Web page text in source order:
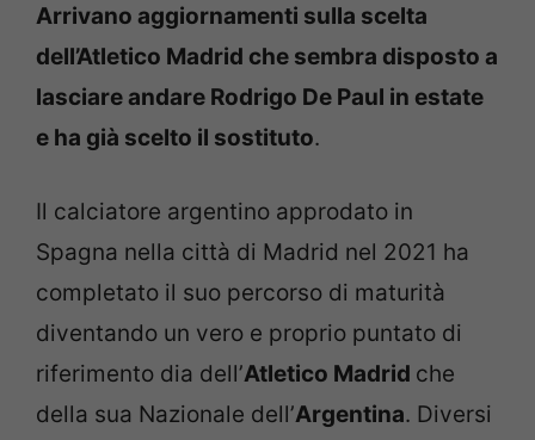
Arrivano aggiornamenti sulla scelta
dell’Atletico Madrid che sembra disposto a
lasciare andare Rodrigo De Paul in estate
e ha già scelto il sostituto.
Il calciatore argentino approdato in
Spagna nella città di Madrid nel 2021 ha
completato il suo percorso di maturità
diventando un vero e proprio puntato di
riferimento dia dell’Atletico Madrid che
della sua Nazionale dell’Argentina. Diversi